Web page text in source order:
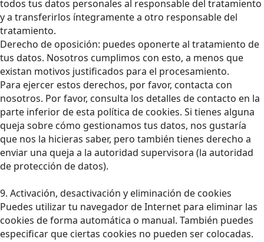
todos tus datos personales al responsable del tratamiento
y a transferirlos íntegramente a otro responsable del
tratamiento.
Derecho de oposición: puedes oponerte al tratamiento de
tus datos. Nosotros cumplimos con esto, a menos que
existan motivos justificados para el procesamiento.
Para ejercer estos derechos, por favor, contacta con
nosotros. Por favor, consulta los detalles de contacto en la
parte inferior de esta política de cookies. Si tienes alguna
queja sobre cómo gestionamos tus datos, nos gustaría
que nos la hicieras saber, pero también tienes derecho a
enviar una queja a la autoridad supervisora (la autoridad
de protección de datos).
9. Activación, desactivación y eliminación de cookies
Puedes utilizar tu navegador de Internet para eliminar las
cookies de forma automática o manual. También puedes
especificar que ciertas cookies no pueden ser colocadas.